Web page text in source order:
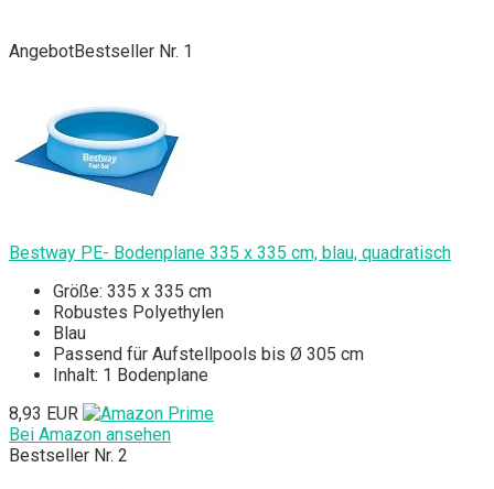
AngebotBestseller Nr. 1
Bestway PE- Bodenplane 335 x 335 cm, blau, quadratisch
Größe: 335 x 335 cm
Robustes Polyethylen
Blau
Passend für Aufstellpools bis Ø 305 cm
Inhalt: 1 Bodenplane
8,93 EUR
Bei Amazon ansehen
Bestseller Nr. 2